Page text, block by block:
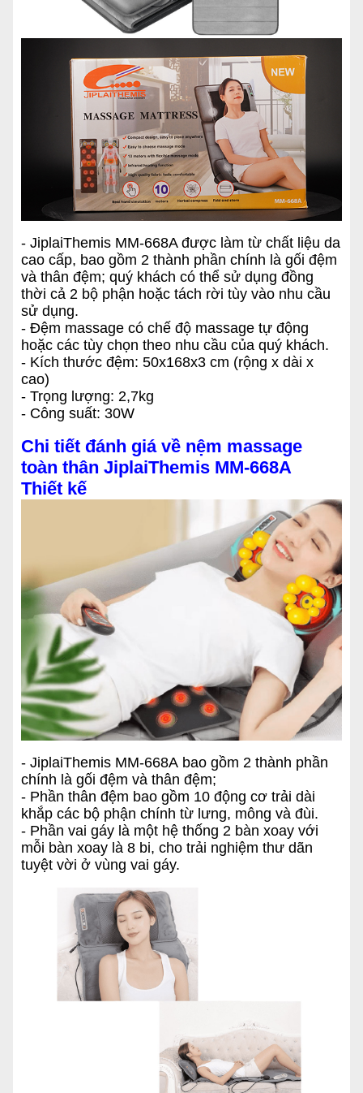
- JiplaiThemis MM-668A được làm từ chất liệu da
cao cấp, bao gồm 2 thành phần chính là gối đệm
và thân đệm; quý khách có thể sử dụng đồng
thời cả 2 bộ phận hoặc tách rời tùy vào nhu cầu
sử dụng.
- Đệm massage có chế độ massage tự động
hoặc các tùy chọn theo nhu cầu của quý khách.
- Kích thước đệm: 50x168x3 cm (rộng x dài x
cao)
- Trọng lượng: 2,7kg
- Công suất: 30W
Chi tiết đánh giá về nệm massage
toàn thân JiplaiThemis MM-668A
Thiết kế
- JiplaiThemis MM-668A bao gồm 2 thành phần
chính là gối đệm và thân đệm;
- Phần thân đệm bao gồm 10 động cơ trải dài
khắp các bộ phận chính từ lưng, mông và đùi.
- Phần vai gáy là một hệ thống 2 bàn xoay với
mỗi bàn xoay là 8 bi, cho trải nghiệm thư dãn
tuyệt vời ở vùng vai gáy.